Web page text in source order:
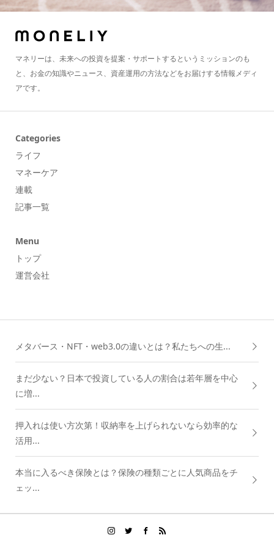
マネリーは、未来への投資を提案・サポートするというミッションのも
と、お金の知識やニュース、資産運用の方法などをお届けする情報メディ
アです。
Categories
ライフ
マネーケア
連載
記事一覧
Menu
トップ
運営会社
メタバース・NFT・web3.0の違いとは？私たちへの生...
まだ少ない？日本で投資している人の割合は若年層を中心
に増...
押入れは使い方次第！収納率を上げられないなら効率的な
活用...
本当に入るべき保険とは？保険の種類ごとに人気商品をチ
ェッ...